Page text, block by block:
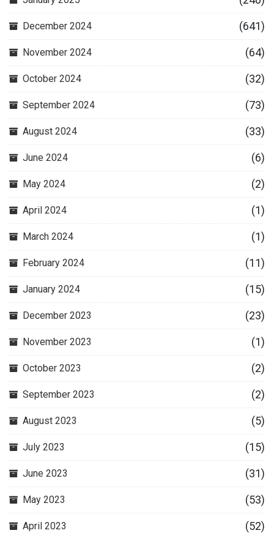
December 2024 (641)
November 2024 (64)
October 2024 (32)
September 2024 (73)
August 2024 (33)
June 2024 (6)
May 2024 (2)
April 2024 (1)
March 2024 (1)
February 2024 (11)
January 2024 (15)
December 2023 (23)
November 2023 (1)
October 2023 (2)
September 2023 (2)
August 2023 (5)
July 2023 (15)
June 2023 (31)
May 2023 (53)
April 2023 (52)